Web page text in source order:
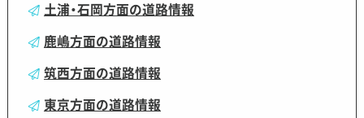
土浦・石岡方面の道路情報
鹿嶋方面の道路情報
筑西方面の道路情報
東京方面の道路情報